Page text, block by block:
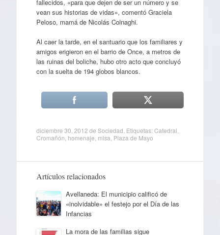
fallecidos, «para que dejen de ser un número y se
vean sus historias de vidas», comentó Graciela
Peloso, mamá de Nicolás Colnaghi.
Al caer la tarde, en el santuario que los familiares y
amigos erigieron en el barrio de Once, a metros de
las ruinas del boliche, hubo otro acto que concluyó
con la suelta de 194 globos blancos.
diciembre 30, 2012 de Sociedad . Etiquetas:Catedral
Cromañón homenaje misa Plaza de Mayo
Artículos relacionados
Avellaneda: El municipio calificó de
«inolvidable» el festejo por el Día de las
Infancias
La mora de las familias sigue